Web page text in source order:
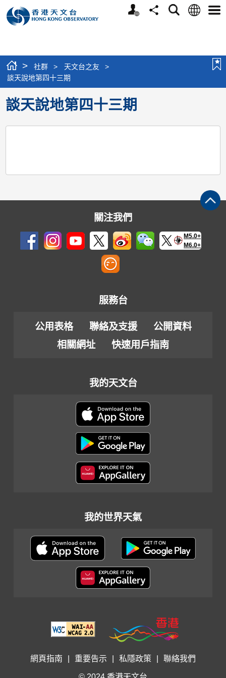
個
分
搜
語
選
> 社群 > 天文台之友
>
談天說地第四十三期
談天說地第四十三期
關注我們
M5.0+
M6.0+
服務台
公用表格 聯絡及支援
公開資料
相關網址
快速用戶指南
我的天文台
我的世界天氣
網頁指南 重要告示 私隱政策 聯絡我們